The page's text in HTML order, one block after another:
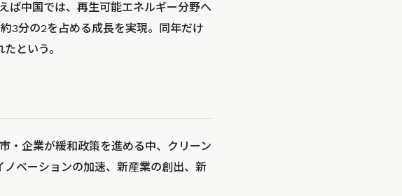
ば中国では、再生可能エネルギー分野へ
3分の2を占める成長を実現。同年だけ
という。
・企業が緩和政策を進める中、クリーン
ベーションの加速、新産業の創出、新